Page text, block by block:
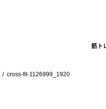
筋ト
cross-fit-1126999_1920